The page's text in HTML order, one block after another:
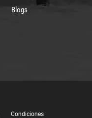
Blogs
Condiciones